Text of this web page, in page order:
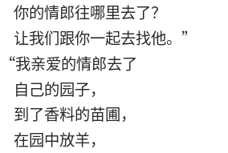
你的情郎往哪里去了？
让我们跟你一起去找他。”
“我亲爱的情郎去了
自己的园子，
到了香料的苗圃，
在园中放羊，